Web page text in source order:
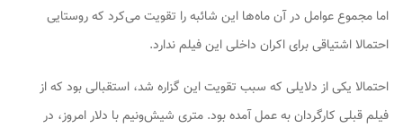
اما مجموع عوامل در آن ماه‌ها این شائبه را تقویت می‌کرد که روستایی
احتمالا اشتیاقی برای اکران داخلی این فیلم ندارد.
احتمالا یکی از دلایلی که سبب تقویت این گزاره شد، استقبالی بود که از
فیلم قبلی کارگردان به عمل آمده بود. متری شیش‌ونیم با دلار امروز، در